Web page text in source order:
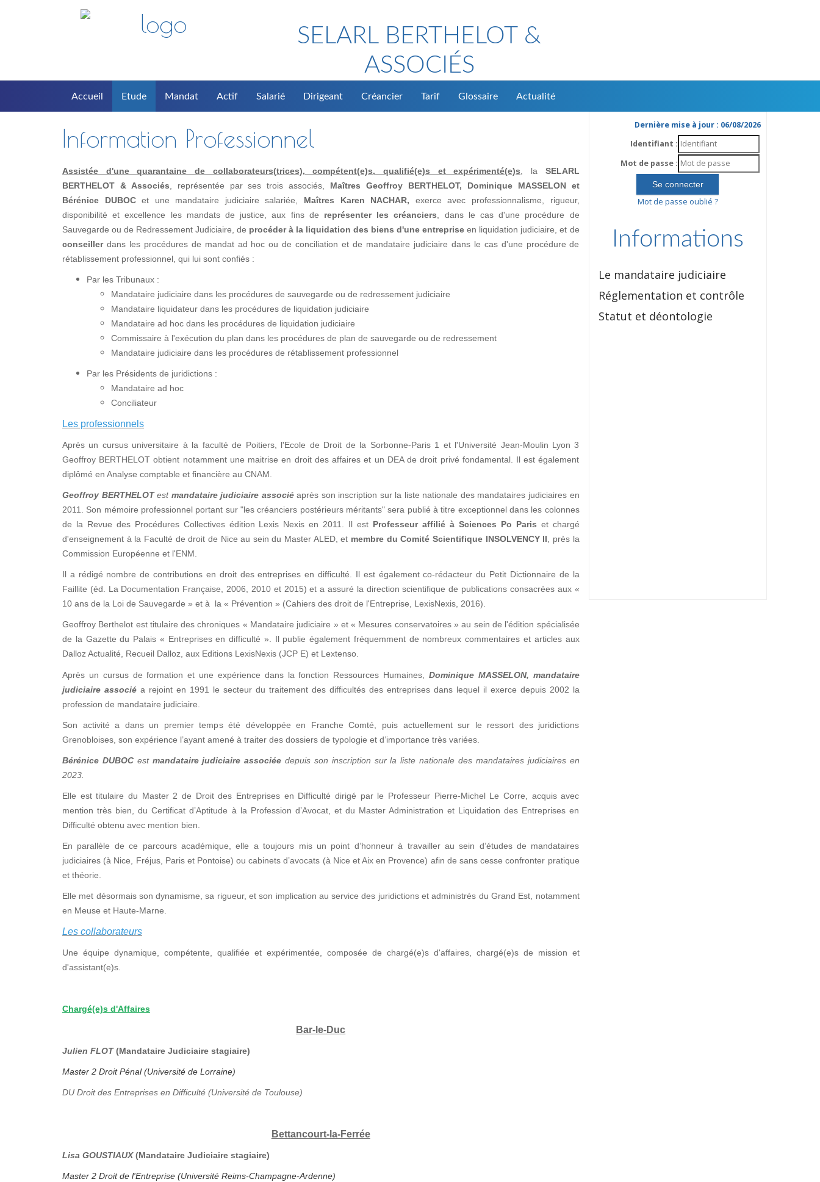
SELARL BERTHELOT &
ASSOCIÉS
Accueil Etude Mandat Actif Salarié Dirigeant Créancier Tarif Glossaire Actualité
Information Professionnel
Assistée d'une quarantaine de collaborateurs(trices), compétent(e)s, qualifié(e)s et expérimenté(e)s , la SELARL
BERTHELOT & Associés , représentée par ses trois associés, Maîtres Geoffroy BERTHELOT, Dominique MASSELON et
Bérénice DUBOCet une mandataire judiciaire salariée, Maîtres Karen NACHAR, exerce avec professionnalisme, rigueur,
disponibilité et excellence les mandats de justice, aux fins de représenter les créanciers , dans le cas d'une procédure de
Sauvegarde ou de Redressement Judiciaire, de procéder à la liquidation des biens d'une entreprise en liquidation judiciaire, et de
conseillerdans les procédures de mandat ad hoc ou de conciliation et de mandataire judiciaire dans le cas d'une procédure de
rétablissement professionnel, qui lui sont confiés :
Par les Tribunaux :
Mandataire judiciaire dans les procédures de sauvegarde ou de redressement judiciaire
Mandataire liquidateur dans les procédures de liquidation judiciaire
Mandataire ad hoc dans les procédures de liquidation judiciaire
Commissaire à l'exécution du plan dans les procédures de plan de sauvegarde ou de redressement
Mandataire judiciaire dans les procédures de rétablissement professionnel
Par les Présidents de juridictions :
Mandataire ad hoc
Conciliateur
Les professionnels
Après un cursus universitaire à la faculté de Poitiers, l'Ecole de Droit de la Sorbonne-Paris 1 et l'Université Jean-Moulin Lyon 3
Geoffroy BERTHELOT obtient notamment une maitrise en droit des affaires et un DEA de droit privé fondamental. Il est également
diplômé en Analyse comptable et financière au CNAM.
Geoffroy BERTHELOTest mandataire judiciaire associéaprès son inscription sur la liste nationale des mandataires judiciaires en
2011. Son mémoire professionnel portant sur "les créanciers postérieurs méritants" sera publié à titre exceptionnel dans les colonnes
de la Revue des Procédures Collectives édition Lexis Nexis en 2011. Il est Professeur affilié à Sciences Po Paris et chargé
d'enseignement à la Faculté de droit de Nice au sein du Master ALED, et membre du Comité Scientifique INSOLVENCY II , près la
Commission Européenne et l'ENM.
Il a rédigé nombre de contributions en droit des entreprises en difficulté. Il est également co-rédacteur du Petit Dictionnaire de la
Faillite (éd. La Documentation Française, 2006, 2010 et 2015) et a assuré la direction scientifique de publications consacrées aux «
10 ans de la Loi de Sauvegarde » et à la « Prévention » (Cahiers des droit de l'Entreprise, LexisNexis, 2016).
Geoffroy Berthelot est titulaire des chroniques « Mandataire judiciaire » et « Mesures conservatoires » au sein de l'édition spécialisée
de la Gazette du Palais « Entreprises en difficulté ». Il publie également fréquemment de nombreux commentaires et articles aux
Dalloz Actualité, Recueil Dalloz, aux Editions LexisNexis (JCP E) et Lextenso.
Après un cursus de formation et une expérience dans la fonction Ressources Humaines, Dominique MASSELON, mandataire
judiciaire associéa rejoint en 1991 le secteur du traitement des difficultés des entreprises dans lequel il exerce depuis 2002 la
profession de mandataire judiciaire.
Son activité a dans un premier temps été développée en Franche Comté, puis actuellement sur le ressort des juridictions
Grenobloises, son expérience l’ayant amené à traiter des dossiers de typologie et d’importance très variées.
Bérénice DUBOCest mandataire judiciaire associée depuis son inscription sur la liste nationale des mandataires judiciaires en
2023.
Elle est titulaire du Master 2 de Droit des Entreprises en Difficulté dirigé par le Professeur Pierre-Michel Le Corre, acquis avec
mention très bien, du Certificat d’Aptitude à la Profession d’Avocat, et du Master Administration et Liquidation des Entreprises en
Difficulté obtenu avec mention bien.
En parallèle de ce parcours académique, elle a toujours mis un point d’honneur à travailler au sein d’études de mandataires
judiciaires (à Nice, Fréjus, Paris et Pontoise) ou cabinets d’avocats (à Nice et Aix en Provence) afin de sans cesse confronter pratique
et théorie.
Elle met désormais son dynamisme, sa rigueur, et son implication au service des juridictions et administrés du Grand Est, notamment
en Meuse et Haute-Marne.
Les collaborateurs
Une équipe dynamique, compétente, qualifiée et expérimentée, composée de chargé(e)s d'affaires, chargé(e)s de mission et
d'assistant(e)s.
Chargé(e)s d'Affaires
Bar-le-Duc
Julien FLOT(Mandataire Judiciaire stagiaire)
Master 2 Droit Pénal (Université de Lorraine)
DU Droit des Entreprises en Difficulté (Université de Toulouse)
Bettancourt-la-Ferrée
Lisa GOUSTIAUX(Mandataire Judiciaire stagiaire)
Master 2 Droit de l'Entreprise (Université Reims-Champagne-Ardenne)
Dernière mise à jour : 06/08/2026
Identifiant :
Mot de passe :
Mot de passe oublié ?
Informations
Le mandataire judiciaire
Réglementation et contrôle
Statut et déontologie